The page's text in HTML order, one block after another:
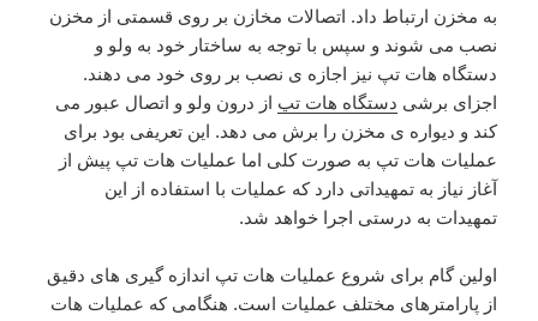
به مخزن ارتباط داد. اتصالات مخازن بر روی قسمتی از مخزن
نصب می شوند و سپس با توجه به ساختار خود به ولو و
دستگاه هات تپ نیز اجازه ی نصب بر روی خود می دهند.
اجزای برشی دستگاه هات تپ از درون ولو و اتصال عبور می
کند و دیواره ی مخزن را برش می دهد. این تعریفی بود برای
عملیات هات تپ به صورت کلی اما عملیات هات تپ پیش از
آغاز نیاز به تمهیداتی دارد که عملیات با استفاده از این
تمهیدات به درستی اجرا خواهد شد.
اولین گام برای شروع عملیات هات تپ اندازه گیری های دقیق
از پارامترهای مختلف عملیات است. هنگامی که عملیات هات